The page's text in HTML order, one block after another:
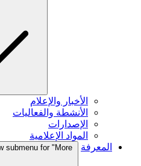
الأخبار والإعلام
الأنشطة والفعاليات
الإصدارات
المواد الإعلامية
المعرفة
submenu for "More"